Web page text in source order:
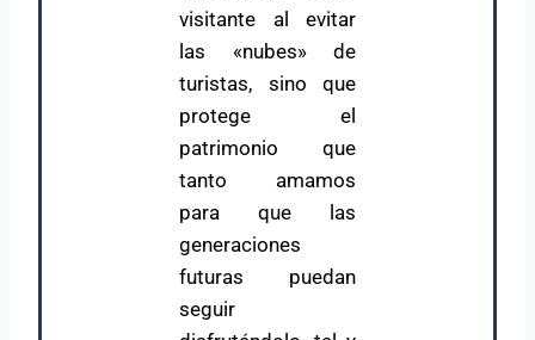
visitante al evitar
las «nubes» de
turistas, sino que
protege el
patrimonio que
tanto amamos
para que las
generaciones
futuras puedan
seguir